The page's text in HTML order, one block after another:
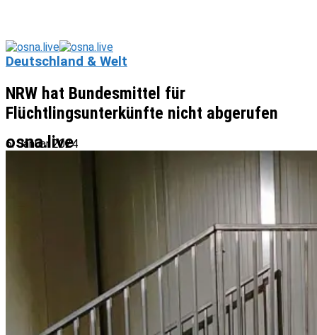
osna.live
Deutschland & Welt
NRW hat Bundesmittel für
Flüchtlingsunterkünfte nicht abgerufen
6. Januar 2024